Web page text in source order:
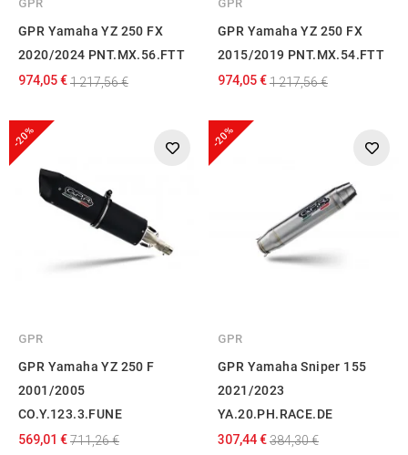
GPR
GPR Yamaha YZ 250 FX
2020/2024 PNT.MX.56.FTT
974,05 €1 217,56 €
GPR
GPR Yamaha YZ 250 FX
2015/2019 PNT.MX.54.FTT
974,05 €1 217,56 €
-20%
GPR
GPR Yamaha YZ 250 F
2001/2005
CO.Y.123.3.FUNE
569,01 €711,26 €
-20%
GPR
GPR Yamaha Sniper 155
2021/2023
YA.20.PH.RACE.DE
307,44 €384,30 €